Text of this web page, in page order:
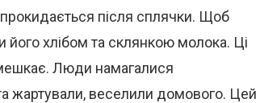
після сплячки. Щоб
хлібом та склянкою молока. Ці
мешкає. Люди намагалися
жартували, веселили домового. Цей